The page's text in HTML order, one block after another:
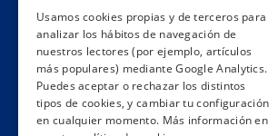
Impacto
Premios
Formación
Código ético
Re-publica
Usamos cookies propias y de terceros para
analizar los hábitos de navegación de
nuestros lectores (por ejemplo, artículos
más populares) mediante Google Analytics.
Puedes aceptar o rechazar los distintos
tipos de cookies, y cambiar tu configuración
en cualquier momento. Más información en